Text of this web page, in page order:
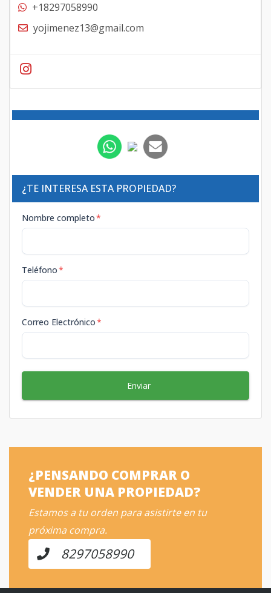
+18297058990
yojimenez13@gmail.com
¿TE INTERESA ESTA PROPIEDAD?
Nombre completo*
Teléfono*
Correo Electrónico*
Enviar
¿PENSANDO COMPRAR O
VENDER UNA PROPIEDAD?
Estamos a tu orden para asistirte en tu
próxima compra.
8297058990